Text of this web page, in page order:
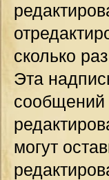
сколько
Эта
сообщений
могут